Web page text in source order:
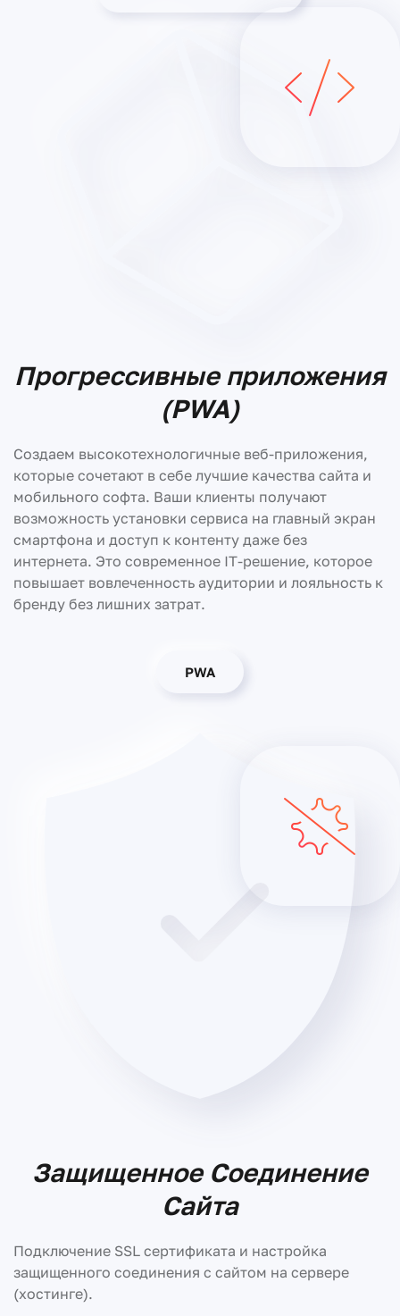
Прогрессивные приложения
(PWA)
Создаем высокотехнологичные веб-приложения,
которые сочетают в себе лучшие качества сайта и
мобильного софта. Ваши клиенты получают
возможность установки сервиса на главный экран
смартфона и доступ к контенту даже без
интернета. Это современное IT-решение, которое
повышает вовлеченность аудитории и лояльность к
бренду без лишних затрат.
PWA
Защищенное Соединение
Сайта
Подключение SSL сертификата и настройка
защищенного соединения с сайтом на сервере
(хостинге).